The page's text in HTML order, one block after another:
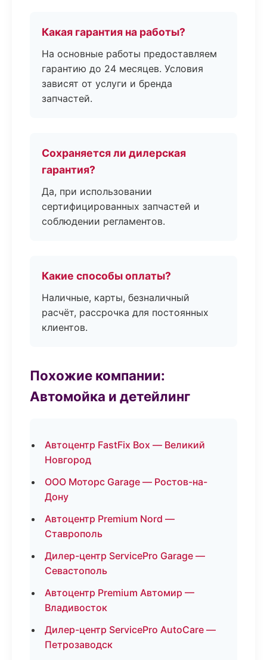
Какая гарантия на работы?
На основные работы предоставляем
гарантию до 24 месяцев. Условия
зависят от услуги и бренда
запчастей.
Сохраняется ли дилерская
гарантия?
Да, при использовании
сертифицированных запчастей и
соблюдении регламентов.
Какие способы оплаты?
Наличные, карты, безналичный
расчёт, рассрочка для постоянных
клиентов.
Похожие компании:
Автомойка и детейлинг
Автоцентр FastFix Box — Великий
Новгород
ООО Моторс Garage — Ростов-на-
Дону
Автоцентр Premium Nord —
Ставрополь
Дилер-центр ServicePro Garage —
Севастополь
Автоцентр Premium Автомир —
Владивосток
Дилер-центр ServicePro AutoCare —
Петрозаводск